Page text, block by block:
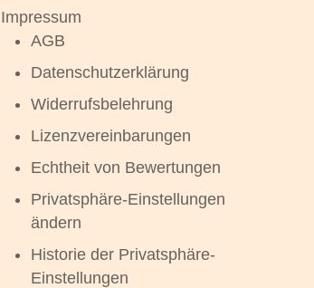
Impressum
AGB
Datenschutzerklärung
Widerrufsbelehrung
Lizenzvereinbarungen
Echtheit von Bewertungen
Privatsphäre-Einstellungen
ändern
Historie der Privatsphäre-
Einstellungen